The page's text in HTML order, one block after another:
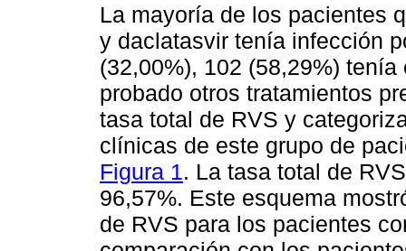
La mayoría de los pacientes
y daclatasvir tenía infección
(32,00%), 102 (58,29%)
probado otros tratamientos
tasa total de RVS y
clínicas de este grupo de
Figura 1. La tasa total de
96,57%. Este esquema
de RVS para los pacientes